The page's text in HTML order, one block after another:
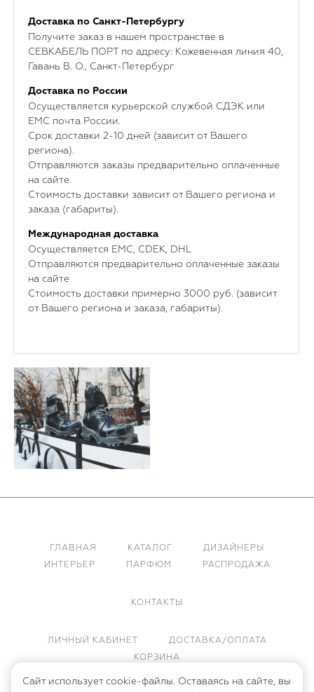
Доставка по Санкт-Петербургу
Получите заказ в нашем пространстве в
СЕВКАБЕЛЬ ПОРТ по адресу: Кожевенная линия 40,
Гавань В. О., Санкт-Петербург
Доставка по России
Осуществляется курьерской службой СДЭК или
ЕМС почта России.
Срок доставки 2-10 дней (зависит от Вашего
региона).
Отправляются заказы предварительно оплаченные
на сайте.
Стоимость доставки зависит от Вашего региона и
заказа (габариты).
Международная доставка
Осуществляется ЕМС, CDEK, DHL
Отправляются предварительно оплаченные заказы
на сайте
Стоимость доставки примерно 3000 руб. (зависит
от Вашего региона и заказа, габариты).
ГЛАВНАЯ КАТАЛОГ
ДИЗАЙНЕРЫ
ИНТЕРЬЕР
ПАРФЮМ РАСПРОДАЖА
КОНТАКТЫ
ЛИЧНЫЙ КАБИНЕТ
ДОСТАВКА/ОПЛАТА
КОРЗИНА
Сайт использует cookie-файлы. Оставаясь на сайте, вы